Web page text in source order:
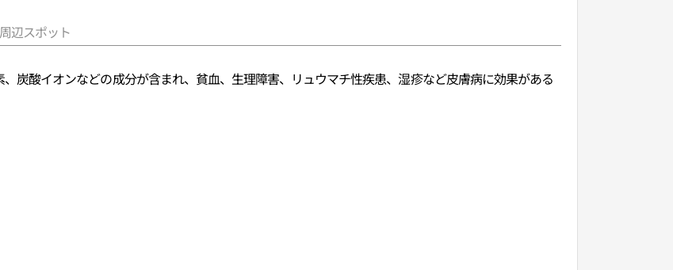
辺スポット
炭酸イオンなどの成分が含まれ、貧血、生理障害、リュウマチ性疾患、湿疹など皮膚病に効果がある